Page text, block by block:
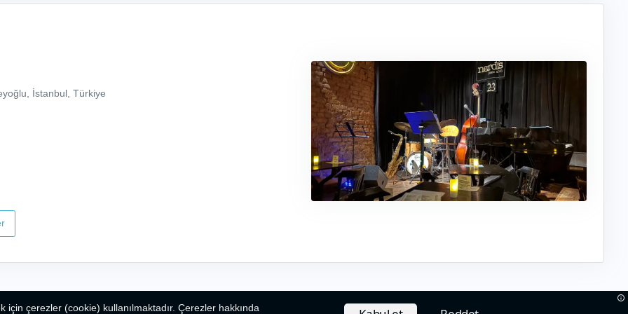
İstanbul, Türkiye
için çerezler (cookie) kullanılmaktadır. Çerezler hakkında